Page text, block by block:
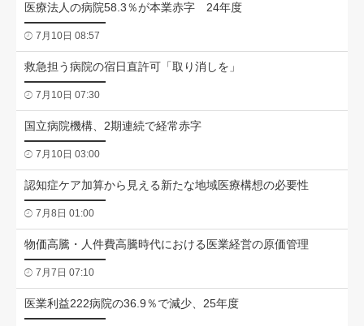
医療法人の病院58.3％が本業赤字 24年度
7月10日 08:57
救急担う病院の宿日直許可「取り消しを」
7月10日 07:30
国立病院機構、2期連続で経常赤字
7月10日 03:00
認知症ケア加算から見える新たな地域医療構想の必要性
7月8日 01:00
物価高騰・人件費高騰時代における医業経営の原価管理
7月7日 07:10
医業利益222病院の36.9％で減少、25年度